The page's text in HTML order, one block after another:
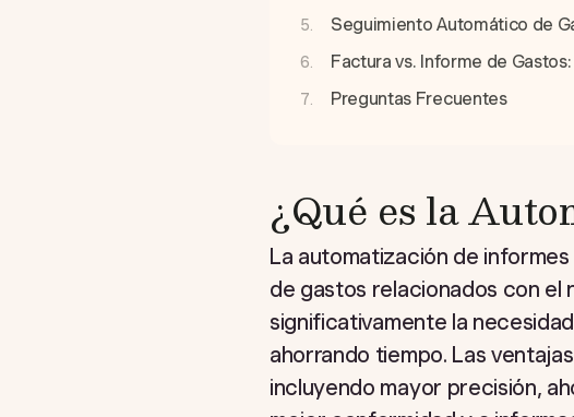
Seguimiento Automático de
Factura vs. Informe de
Preguntas Frecuentes
¿Qué es la
La automatización de
de gastos relacionados con el
significativamente la
ahorrando tiempo. Las
incluyendo mayor precisión,